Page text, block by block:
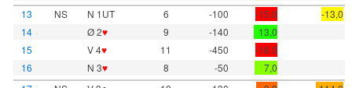
13
NS N 1UT 6 -100 -15,0
-13,0
14
Ø 2♥ 9 -140
13,0
15
V 4♥ 11 -450
-18,0
16
N 3♥ 8 -50
7,0